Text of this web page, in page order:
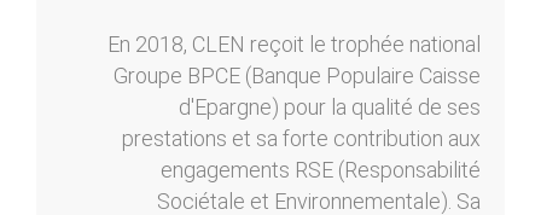
En 2018, CLEN reçoit le trophée national
Groupe BPCE (Banque Populaire Caisse
d'Epargne) pour la qualité de ses
prestations et sa forte contribution aux
engagements RSE (Responsabilité
Sociétale et Environnementale). Sa